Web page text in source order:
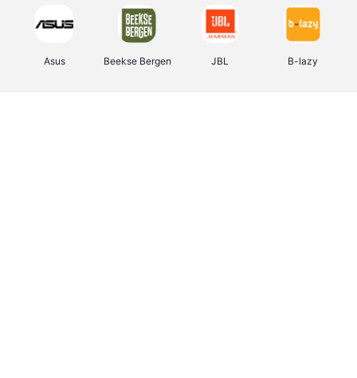
Asus Beekse Bergen JBL B-lazy